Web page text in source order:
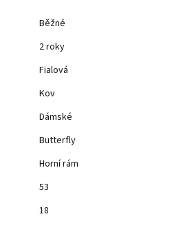
Běžné
2 roky
Fialová
Kov
Dámské
Butterfly
Horní rám
53
18